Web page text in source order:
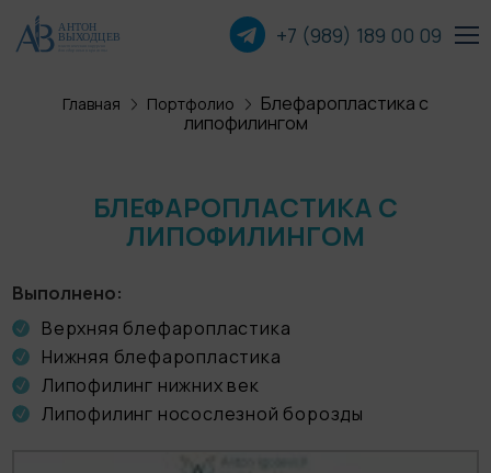
+7 (989) 189 00 09
Пластика лица
Пластика тела
Прочие операции
О хирурге
Главная Портфолио
Блефаропластика с
липофилингом
БЛЕФАРОПЛАСТИКА С
ЛИПОФИЛИНГОМ
Выполнено
Верхняя блефаропластика
Нижняя блефаропластика
Липофилинг нижних век
Липофилинг носослезной борозды